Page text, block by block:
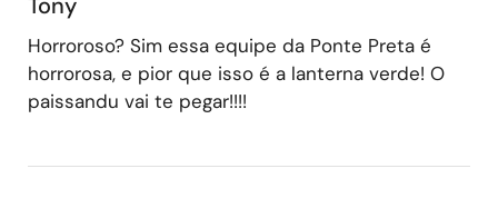
Horroroso? Sim essa equipe da Ponte Preta é
horrorosa, e pior que isso é a lanterna verde! O
paissandu vai te pegar!!!!